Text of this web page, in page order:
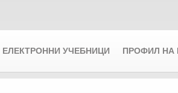
ЕЛЕКТРОННИ УЧЕБНИЦИ ПРОФИЛ НА